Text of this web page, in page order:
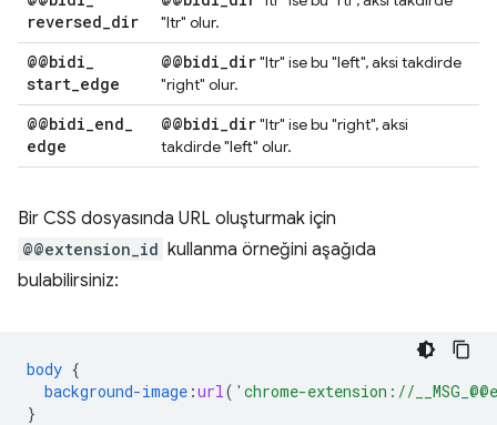
reversed dir
"ltr" olur.
@@bidi
start edge
@@bidi dir"ltr" ise bu "left", aksi takdirde
"right" olur.
@@bidi end
edge
@@bidi dir"ltr" ise bu "right", aksi
takdirde "left" olur.
Bir CSS dosyasında URL oluşturmak için
@@extension_id kullanma örneğini aşağıda
bulabilirsiniz:
body {
background-image :url ( 'chrome-extension://
}